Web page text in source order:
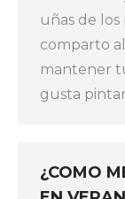
uñas de
comparto
mantener
gusta
¿COMO